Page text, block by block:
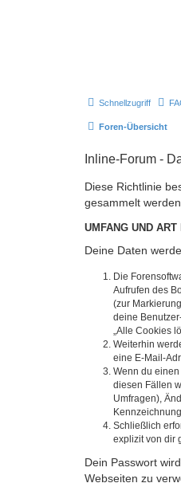
Schnellzugriff
Foren-Übersicht
Inline-Forum -
Diese Richtlinie
gesammelt werden.
UMFANG UND
Deine Daten
Die
Aufrufen des
(zur
deine
„Alle Cookies
Weiterhin
eine E-Mail-
Wenn du
diesen Fällen
Umfragen),
Schließlich
explizit von dir
Dein Passwort
Webseiten zu